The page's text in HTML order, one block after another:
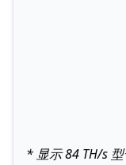
* 显示 84 TH/s